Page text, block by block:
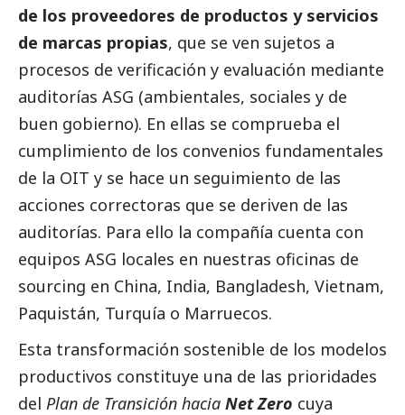
de los proveedores de productos y servicios
de marcas propias, que se ven sujetos a
procesos de verificación y evaluación mediante
auditorías ASG (ambientales, sociales y de
buen gobierno). En ellas se comprueba el
cumplimiento de los convenios fundamentales
de la OIT y se hace un seguimiento de las
acciones correctoras que se deriven de las
auditorías. Para ello la compañía cuenta con
equipos ASG locales en nuestras oficinas de
sourcing en China, India, Bangladesh, Vietnam,
Paquistán, Turquía o Marruecos.
Esta transformación sostenible de los modelos
productivos constituye una de las prioridades
del Plan de Transición hacia Net Zero cuya